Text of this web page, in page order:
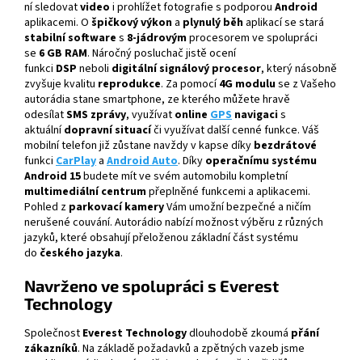
ní sledovatvideo i prohlížet fotografie s podporou Android
aplikacemi. O špičkový výkon a plynulý běh aplikací se stará
stabilní software s 8-jádrovýmprocesorem ve spolupráci
se 6 GB RAM. Náročný posluchač jistě ocení
funkci DSP neboli digitální signálový procesor, který násobně
zvyšuje kvalitu reprodukce. Za pomocí4G moduluse z Vašeho
autorádia stane smartphone, ze kterého můžete hravě
odesílatSMS zprávy, využívat online GPS navigacis
aktuálnídopravní situacíči využívat další cenné funkce. Váš
mobilní telefon již zůstane navždy v kapse díky bezdrátové
funkci CarPlay a Android Auto. Díky operačnímu systému
Android 15budete mít ve svém automobilu kompletní
multimediální centrumpřeplněné funkcemi a aplikacemi.
Pohled z parkovací kameryVám umožní bezpečné a ničím
nerušené couvání. Autorádio nabízí možnost výběru z různých
jazyků, které obsahují přeloženou základní část systému
do českého jazyka.
Navrženo ve spolupráci s Everest
Technology
Společnost Everest Technologydlouhodobě zkoumá přání
zákazníků. Na základě požadavků a zpětných vazeb jsme